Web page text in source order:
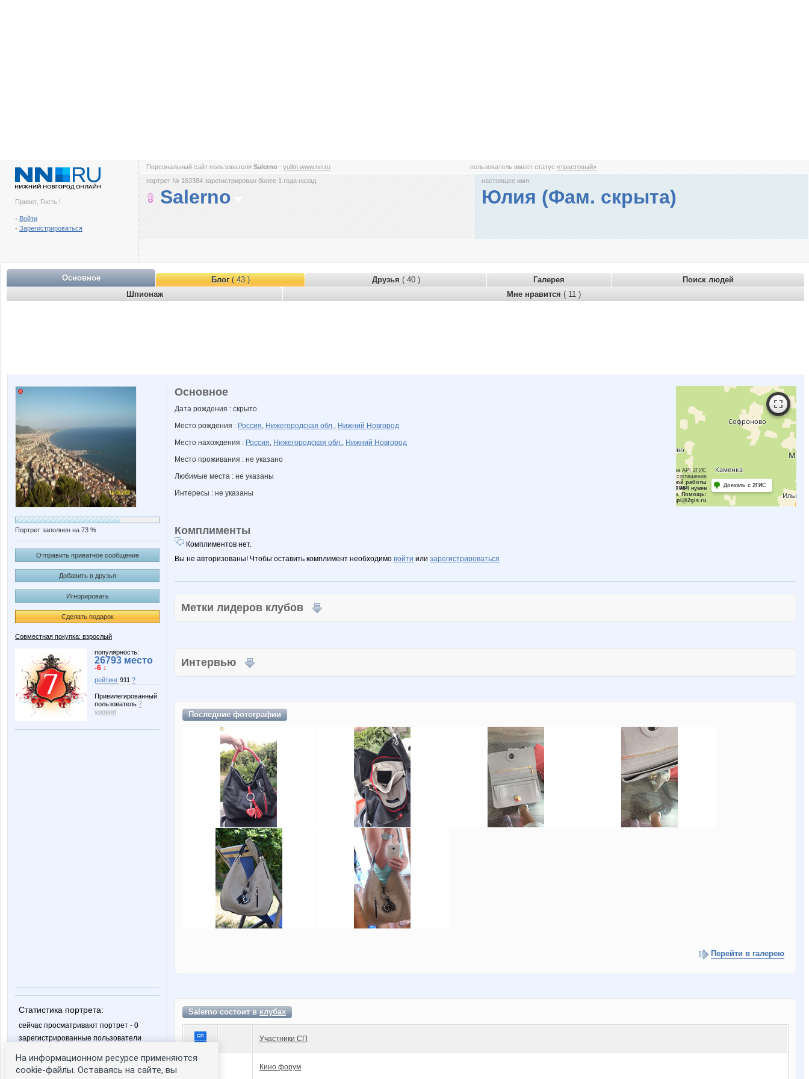
Привет, Гость !
- Войти
- Зарегистрироваться
Персональный сайт пользователя Salerno : yullm.www.nn.ru пользователь имеет статус«трастовый»
портрет № 163384 зарегистрирован более 1 года назад
Salerno
настоящее имя:
Юлия (Фам. скрыта)
Основное Блог( 43 ) Друзья ( 40 ) Галерея
Поиск людей
Шпионаж
Мне нравится ( 11 )
Портрет заполнен на 73 %
Отправить приватное сообщение
Добавить в друзья
Игнорировать
Сделать подарок
Совместная покупка: взрослый
популярность:
26793 место
-6 ↓
рейтинг 911 ?
Привилегированный
пользователь 7
уровня
Статистика портрета:
сейчас просматривают портрет - 0
зарегистрированные пользователи
Работает на API 2ГИС
Лицензионное соглашение
Для корректной работы
Raster JS API нужен
ключ. Помощь:
api@2gis.ru
Доехать с 2ГИС
Основное
Дата рождения : скрыто
Место рождения : Россия, Нижегородская обл., Нижний Новгород
Место нахождения : Россия, Нижегородская обл., Нижний Новгород
Место проживания : не указано
Любимые места : не указаны
Интересы : не указаны
Комплименты
Комплиментов нет.
Вы не авторизованы! Чтобы оставить комплимент необходимо войти или зарегистрироваться
Метки лидеров клубов
Интервью
Последниефотографии
Перейти в галерею
Salerno состоит вклубах
Участники СП
Кино форум
На информационном ресурсе применяются
cookie-файлы. Оставаясь на сайте, вы